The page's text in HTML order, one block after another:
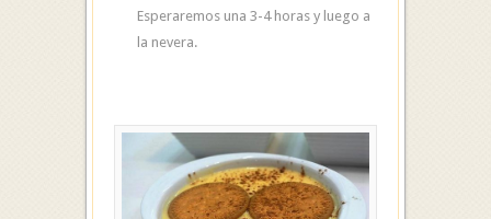
Esperaremos una 3-4 horas y luego a
la nevera.